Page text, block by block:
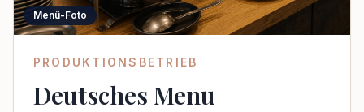
Menü-Foto
PRODUKTIONSBETRIEB
Deutsches Menu